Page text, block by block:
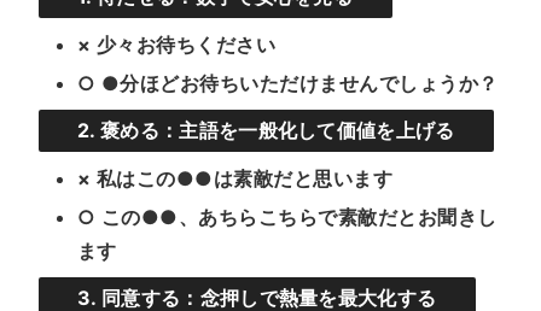
× 少々お待ちください
○ ●分ほどお待ちいただけませんでしょうか？
2. 褒める：主語を一般化して価値を上げる
× 私はこの●●は素敵だと思います
○ この●●、あちらこちらで素敵だとお聞きし
ます
3. 同意する：念押しで熱量を最大化する